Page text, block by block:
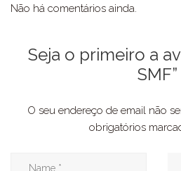
Não há comentários ainda.
Seja o primeiro a
SMF”
O seu endereço de email não
obrigatórios